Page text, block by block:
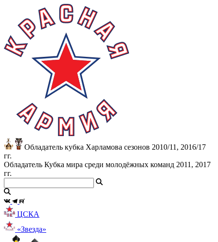
Обладатель кубка Харламова сезонов 2010/11, 2016/17
гг.
Обладатель Кубка мира среди молодёжных команд 2011, 2017
гг.
ЦСКА
«Звезда»